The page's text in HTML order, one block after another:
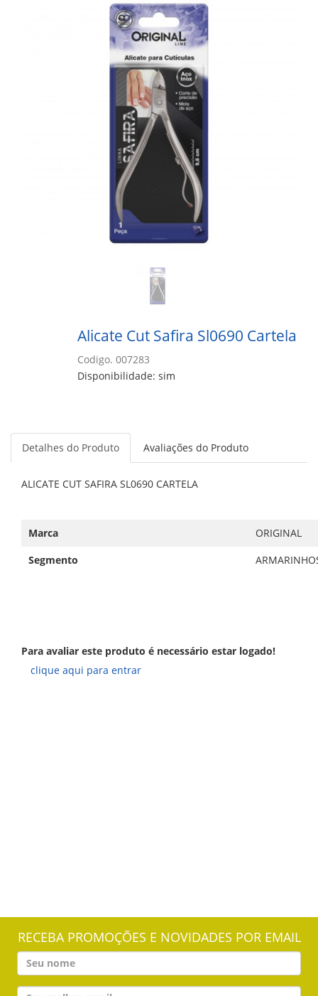
Alicate Cut Safira Sl0690 Cartela
Codigo. 007283
Disponibilidade: sim
Detalhes do Produto Avaliações do Produto
ALICATE CUT SAFIRA SL0690 CARTELA
Marca
ORIGINAL
Segmento
Para avaliar este produto é necessário estar logado!
clique aqui para entrar
RECEBA PROMOÇÕES E NOVIDADES POR EMAIL